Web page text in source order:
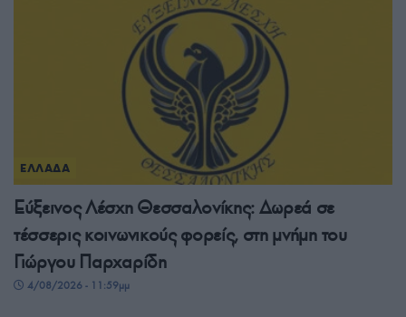
ΕΛΛΑΔΑ
Εύξεινος Λέσχη Θεσσαλονίκης: Δωρεά σε
τέσσερις κοινωνικούς φορείς, στη μνήμη του
Γιώργου Παρχαρίδη
4/08/2026 - 11:59μμ